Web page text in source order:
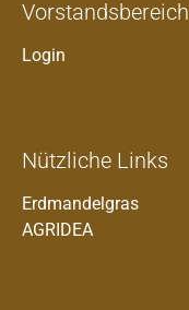
Vorstandsbereich
Login
Nützliche Links
Erdmandelgras
AGRIDEA